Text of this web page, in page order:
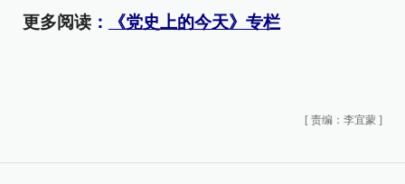
更多阅读 ： 《党史上的今天》专栏
[ 责编：李宜蒙 ]